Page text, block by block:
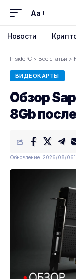
Font
Aa
Новости
InsidePC > Все статьи >
ВИДЕОКАРТЫ
Обзор
8Gb
Обновление: 2026/08/06